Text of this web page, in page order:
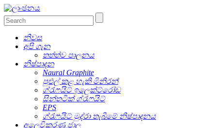
නිවස
අපි ගැන
තත්ත්ව පාලනය
නිෂ්පාදන
Naural Graphite
පුළුල් කළ හැකි මිනිරන්
ග්රැෆයිට් ඉලෙක්ට්රෝඩ
සින්තටික් ග්රැෆයිට්
EPS
ග්රැෆයිට් මුද්රා තැබීමේ නිෂ්පාදනය
අලෙවිකරණ ජාල